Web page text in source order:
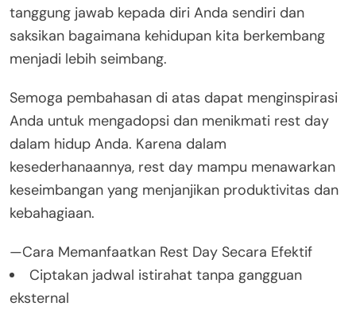
tanggung jawab kepada diri Anda sendiri dan
saksikan bagaimana kehidupan kita berkembang
menjadi lebih seimbang.
Semoga pembahasan di atas dapat menginspirasi
Anda untuk mengadopsi dan menikmati rest day
dalam hidup Anda. Karena dalam
kesederhanaannya, rest day mampu menawarkan
keseimbangan yang menjanjikan produktivitas dan
kebahagiaan.
—Cara Memanfaatkan Rest Day Secara Efektif
Ciptakan jadwal istirahat tanpa gangguan
eksternal